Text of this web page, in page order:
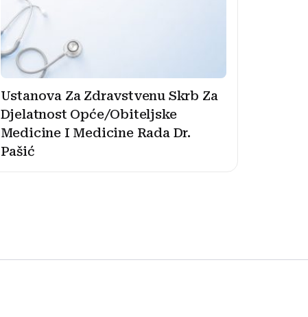
Ustanova Za Zdravstvenu Skrb Za
Djelatnost Opće/Obiteljske
Medicine I Medicine Rada Dr.
Pašić